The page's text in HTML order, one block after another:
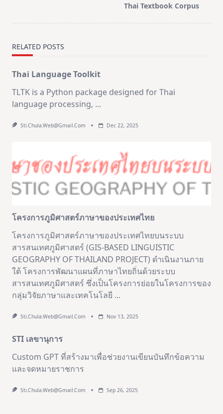
Thai Textbook Corpus
RELATED POSTS
Thai Language Toolkit
TLTK is a Python package designed for Thai
language processing, ...
Sti.chula.web@gmail.com Dec 22, 2025
โครงการภูมิศาสตร์ภาษาของประเทศไทย
โครงการภูมิศาสตร์ภาษาของประเทศไทยบนระบบ
สารสนเทศภูมิศาสตร์ (GIS-BASED LINGUISTIC
GEOGRAPHY OF THAILAND PROJECT) ดำเนินงานภาย
ใต้ โครงการพัฒนาแผนที่ภาษาไทยถิ่นด้วยระบบ
สารสนเทศภูมิศาสตร์ ซึ่งเป็นโครงการย่อยในโครงการของ
กลุ่มวิจัยภาษาและเทคโนโลยี ...
Sti.chula.web@gmail.com Nov 13, 2025
STI เลขานุการ
Custom GPT ที่สร้างมาเพื่อช่วยงานเขียนบันทึกข้อความ
และจดหมายราชการ
Sti.chula.web@gmail.com Sep 26, 2025